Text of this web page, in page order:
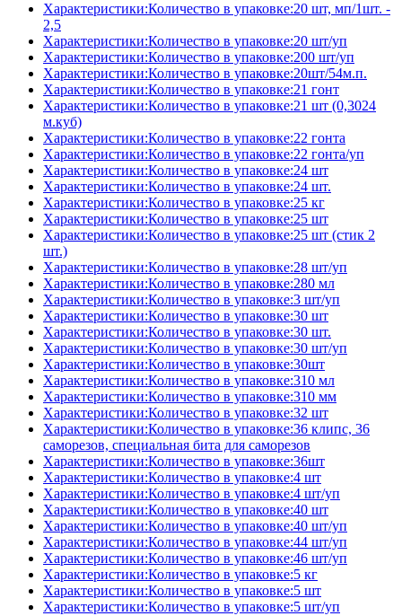
Характеристики:Количество в упаковке:20 шт, мп/1шт. -
2,5
Характеристики:Количество в упаковке:20 шт/уп
Характеристики:Количество в упаковке:200 шт/уп
Характеристики:Количество в упаковке:20шт/54м.п.
Характеристики:Количество в упаковке:21 гонт
Характеристики:Количество в упаковке:21 шт (0,3024
м.куб)
Характеристики:Количество в упаковке:22 гонта
Характеристики:Количество в упаковке:22 гонта/уп
Характеристики:Количество в упаковке:24 шт
Характеристики:Количество в упаковке:24 шт.
Характеристики:Количество в упаковке:25 кг
Характеристики:Количество в упаковке:25 шт
Характеристики:Количество в упаковке:25 шт (стик 2
шт.)
Характеристики:Количество в упаковке:28 шт/уп
Характеристики:Количество в упаковке:280 мл
Характеристики:Количество в упаковке:3 шт/уп
Характеристики:Количество в упаковке:30 шт
Характеристики:Количество в упаковке:30 шт.
Характеристики:Количество в упаковке:30 шт/уп
Характеристики:Количество в упаковке:30шт
Характеристики:Количество в упаковке:310 мл
Характеристики:Количество в упаковке:310 мм
Характеристики:Количество в упаковке:32 шт
Характеристики:Количество в упаковке:36 клипс, 36
саморезов, специальная бита для саморезов
Характеристики:Количество в упаковке:36шт
Характеристики:Количество в упаковке:4 шт
Характеристики:Количество в упаковке:4 шт/уп
Характеристики:Количество в упаковке:40 шт
Характеристики:Количество в упаковке:40 шт/уп
Характеристики:Количество в упаковке:44 шт/уп
Характеристики:Количество в упаковке:46 шт/уп
Характеристики:Количество в упаковке:5 кг
Характеристики:Количество в упаковке:5 шт
Характеристики:Количество в упаковке:5 шт/уп